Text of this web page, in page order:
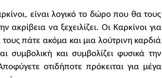
είναι λογικό το δώρο που θα τους
ακρίβεια να ξεχειλίζει. Οι Καρκίνοι για
πάτε ακόμα και μια λούτρινη καρδιά
συμβολική και συμβολίζει φυσικά την
οτιδήποτε πρόκειται για μέγα